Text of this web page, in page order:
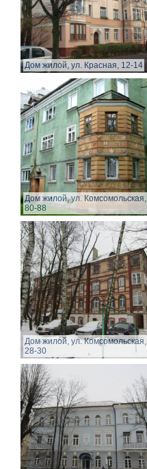
Дом жилой, ул. Красная, 12-14
Дом жилой, ул. Комсомольская,
80-88
Дом жилой, ул. Комсомольская,
28-30